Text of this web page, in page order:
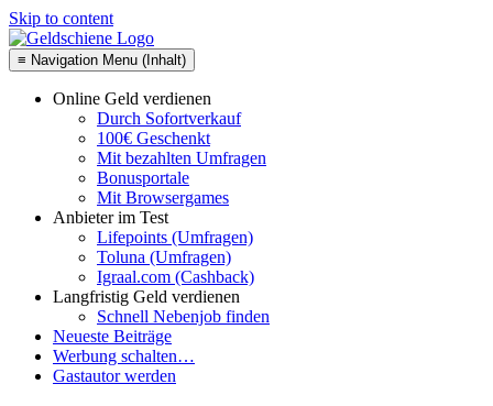
Skip to content
≡ Navigation Menu (Inhalt)
Online Geld verdienen
Durch Sofortverkauf
100€ Geschenkt
Mit bezahlten Umfragen
Bonusportale
Mit Browsergames
Anbieter im Test
Lifepoints (Umfragen)
Toluna (Umfragen)
Igraal.com (Cashback)
Langfristig Geld verdienen
Schnell Nebenjob finden
Neueste Beiträge
Werbung schalten…
Gastautor werden